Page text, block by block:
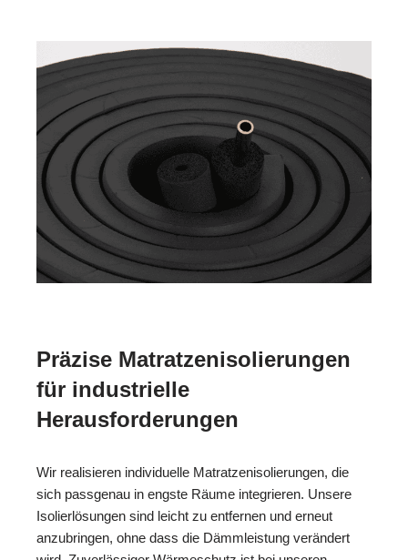
Präzise Matratzenisolierungen
für industrielle
Herausforderungen
Wir realisieren individuelle Matratzenisolierungen, die
sich passgenau in engste Räume integrieren. Unsere
Isolierlösungen sind leicht zu entfernen und erneut
anzubringen, ohne dass die Dämmleistung verändert